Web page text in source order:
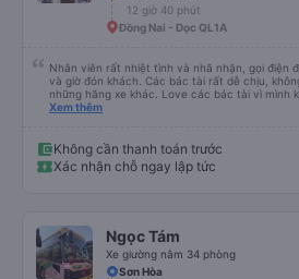
12 giờ 40 phút
Đồng Nai - Dọc QL1A
Nhân viên rất nhiệt tình và nhã nhặn, gọi điện
và giờ đón khách. Các bác tài rất dễ chịu,
những hãng xe khác. Love các bác tài vì mình
Xe đẹp, có đèn riêng có thể tự tắt mở khi cần.
thoải mái. Nhưng hình như bề ngang của dãy
Điểm trừ lớn là có wifi nhưng không xài được.
hơn. Xe có tới 2 bác tài và 1 anh phục vụ, đội
Dịch vụ vượt sự mong đợi. Hình ảnh đúng sự
bạn bè
Xem thêm
Không cần thanh toán trước
Xác nhận chỗ ngay lập tức
Ngọc Tám
Xe giường nằm 34 phòng
Sơn Hòa